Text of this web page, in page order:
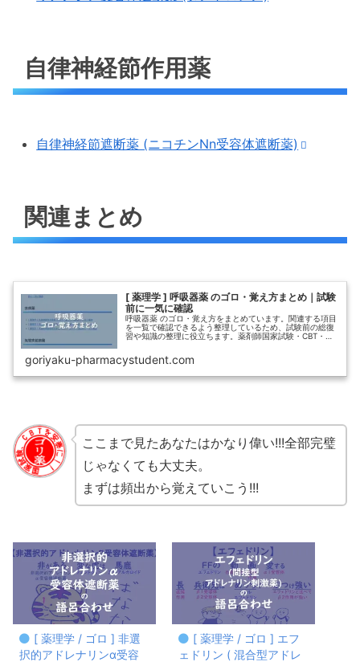
自律神経節作用薬
自律神経節遮断薬 (ニコチンNn受容体遮断薬)
関連まとめ
[ 薬理学 ] 呼吸器薬 のゴロ・覚え方まとめ｜試験
前に一気に確認
呼吸器薬 のゴロ・覚え方をまとめています。関連する項目
を一覧で確認できるよう整理しているため、試験前の総復
習や知識の整理に役立ちます。薬剤師国家試験・CBT・定
す。関連するゴロへ素早くアクセスできるため、短時間で
の復習にも活用できます。
goriyaku-pharmacystudent.com
ここまで見たあなたはかなり偉い!!!全部完璧
じゃなくても大丈夫。
まずは頻出から覚えていこう!!!
[ 薬理学 / ゴロ ] 非選
択的アドレナリンα受容
[ 薬理学 / ゴロ ] エフ
ェドリン ( 混合型アドレ